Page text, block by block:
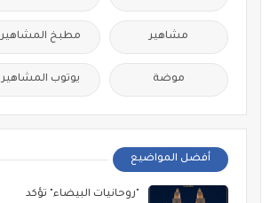
مشاهير مطبخ المشاهير
موضة يوتوب المشاهير
أفضل المواضيع
"روحانيات البيضاء" تؤكد